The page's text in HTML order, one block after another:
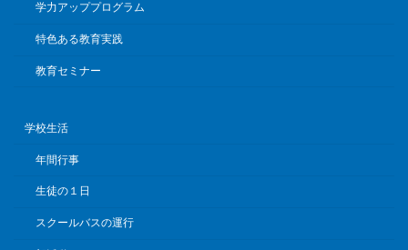
学力アッププログラム
特色ある教育実践
教育セミナー
学校生活
年間行事
生徒の１日
スクールバスの運行